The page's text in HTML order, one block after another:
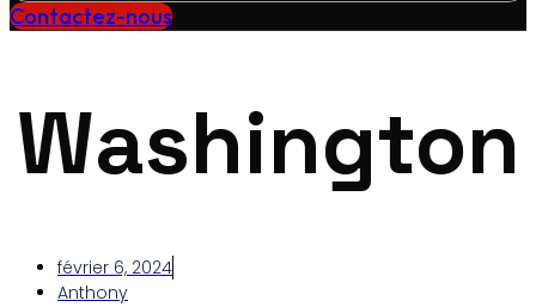
Contactez-nous
Washington
février 6, 2024
Anthony